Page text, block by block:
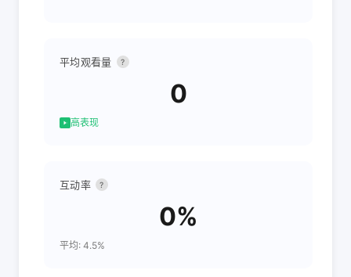
平均观看量 ?
0
高表现
互动率 ?
0%
平均: 4.5%